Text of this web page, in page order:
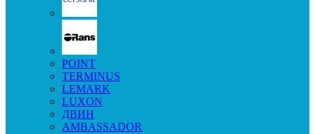
POINT
TERMINUS
LEMARK
LUXON
ДВИН
AMBASSADOR